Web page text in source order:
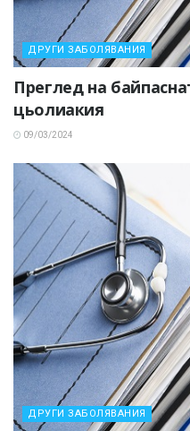
ДРУГИ ЗАБОЛЯВАНИЯ
Преглед на
цьолиакия
09/03/2024
ДРУГИ ЗАБОЛЯВАНИЯ